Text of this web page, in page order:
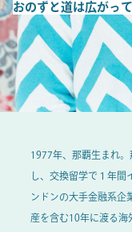
おのずと道は広がって
1977年、那覇生まれ
し、交換留学で１年間
ンドンの大手金融系企
産を含む10年に渡る海